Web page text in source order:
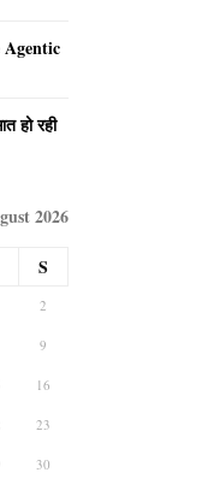
Agentic
हो रही
2026
S
2
9
16
23
30